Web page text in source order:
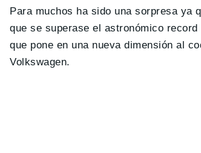
Para muchos ha sido una sorpresa ya
que se superase el astronómico
que pone en una nueva dimensión al
Volkswagen.